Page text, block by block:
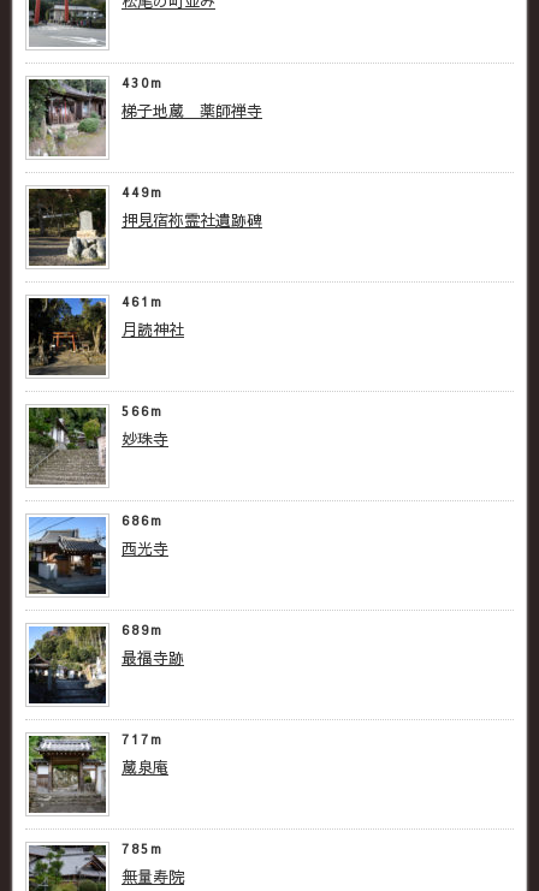
430m
梯子地蔵 薬師禅寺
449m
押見宿祢霊社遺跡碑
461m
月読神社
566m
妙珠寺
686m
西光寺
689m
最福寺跡
717m
蔵泉庵
785m
無量寿院